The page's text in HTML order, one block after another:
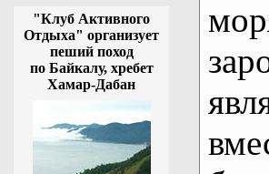
"Клуб Активного
Отдыха" организует
пеший поход
по Байкалу, хребет
Хамар-Дабан